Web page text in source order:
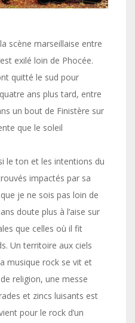
scène marseillaise entre
exilé loin de Phocée.
quitté le sud pour
ans plus tard, entre
un bout de Finistère sur
que le soleil
le ton et les intentions du
impactés par sa
je ne sois pas loin de
doute plus à l’aise sur
que celles où il fit
Un territoire aux ciels
musique rock se vit et
religion, une messe
et zincs luisants est
pour le rock d’un